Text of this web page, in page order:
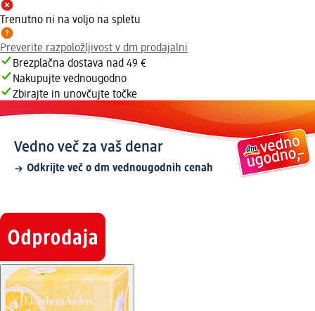
Trenutno ni na voljo na spletu
Preverite razpoložljivost v dm prodajalni
Brezplačna dostava nad 49 €
Nakupujte vednougodno
Zbirajte in unovčujte točke
Vedno več za vaš denar
Odkrijte več o dm vednougodnih cenah